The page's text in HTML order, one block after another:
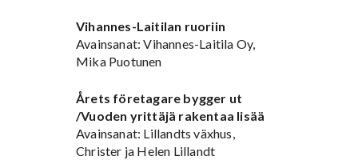
Vihannes-Laitilan ruoriin
Avainsanat: Vihannes-Laitila Oy,
Mika Puotunen
Årets företagare bygger ut
/Vuoden yrittäjä rakentaa lisää
Avainsanat: Lillandts växhus,
Christer ja Helen Lillandt